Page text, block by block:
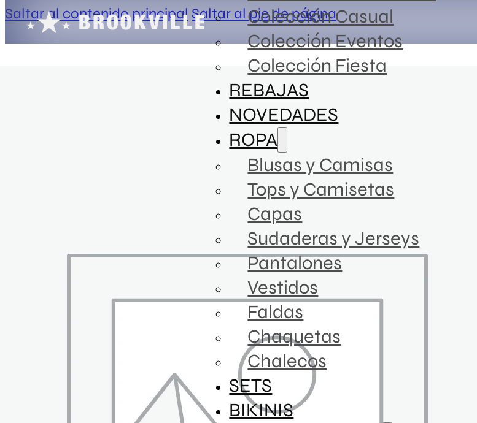
Saltar al contenido principal Saltar al pie de página
Colección Casual
Colección Eventos
Colección Fiesta
REBAJAS
NOVEDADES
ROPA
Blusas y Camisas
Tops y Camisetas
Capas
Sudaderas y Jerseys
Pantalones
Vestidos
Faldas
Chaquetas
Chalecos
SETS
BIKINIS